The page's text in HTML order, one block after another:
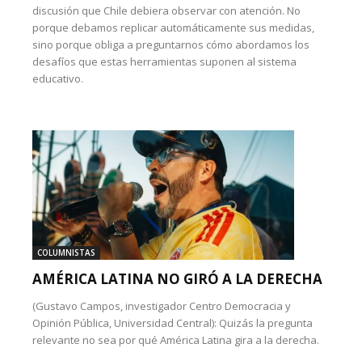
discusión que Chile debiera observar con atención. No
porque debamos replicar automáticamente sus medidas,
sino porque obliga a preguntarnos cómo abordamos los
desafíos que estas herramientas suponen al sistema
educativo.
COLUMNISTAS
AMÉRICA LATINA NO GIRÓ A LA DERECHA
(Gustavo Campos, investigador Centro Democracia y
Opinión Pública, Universidad Central): Quizás la pregunta
relevante no sea por qué América Latina gira a la derecha.